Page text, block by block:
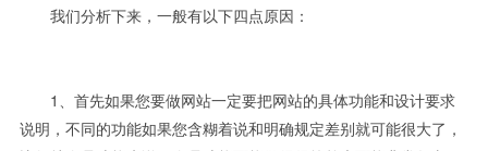
我们分析下来，一般有以下四点原因：
1、首先如果您要做网站一定要把网站的具体功能和设计要求
说明， 不同的功能如果您含糊着说和明确规定差别就可能很大了，